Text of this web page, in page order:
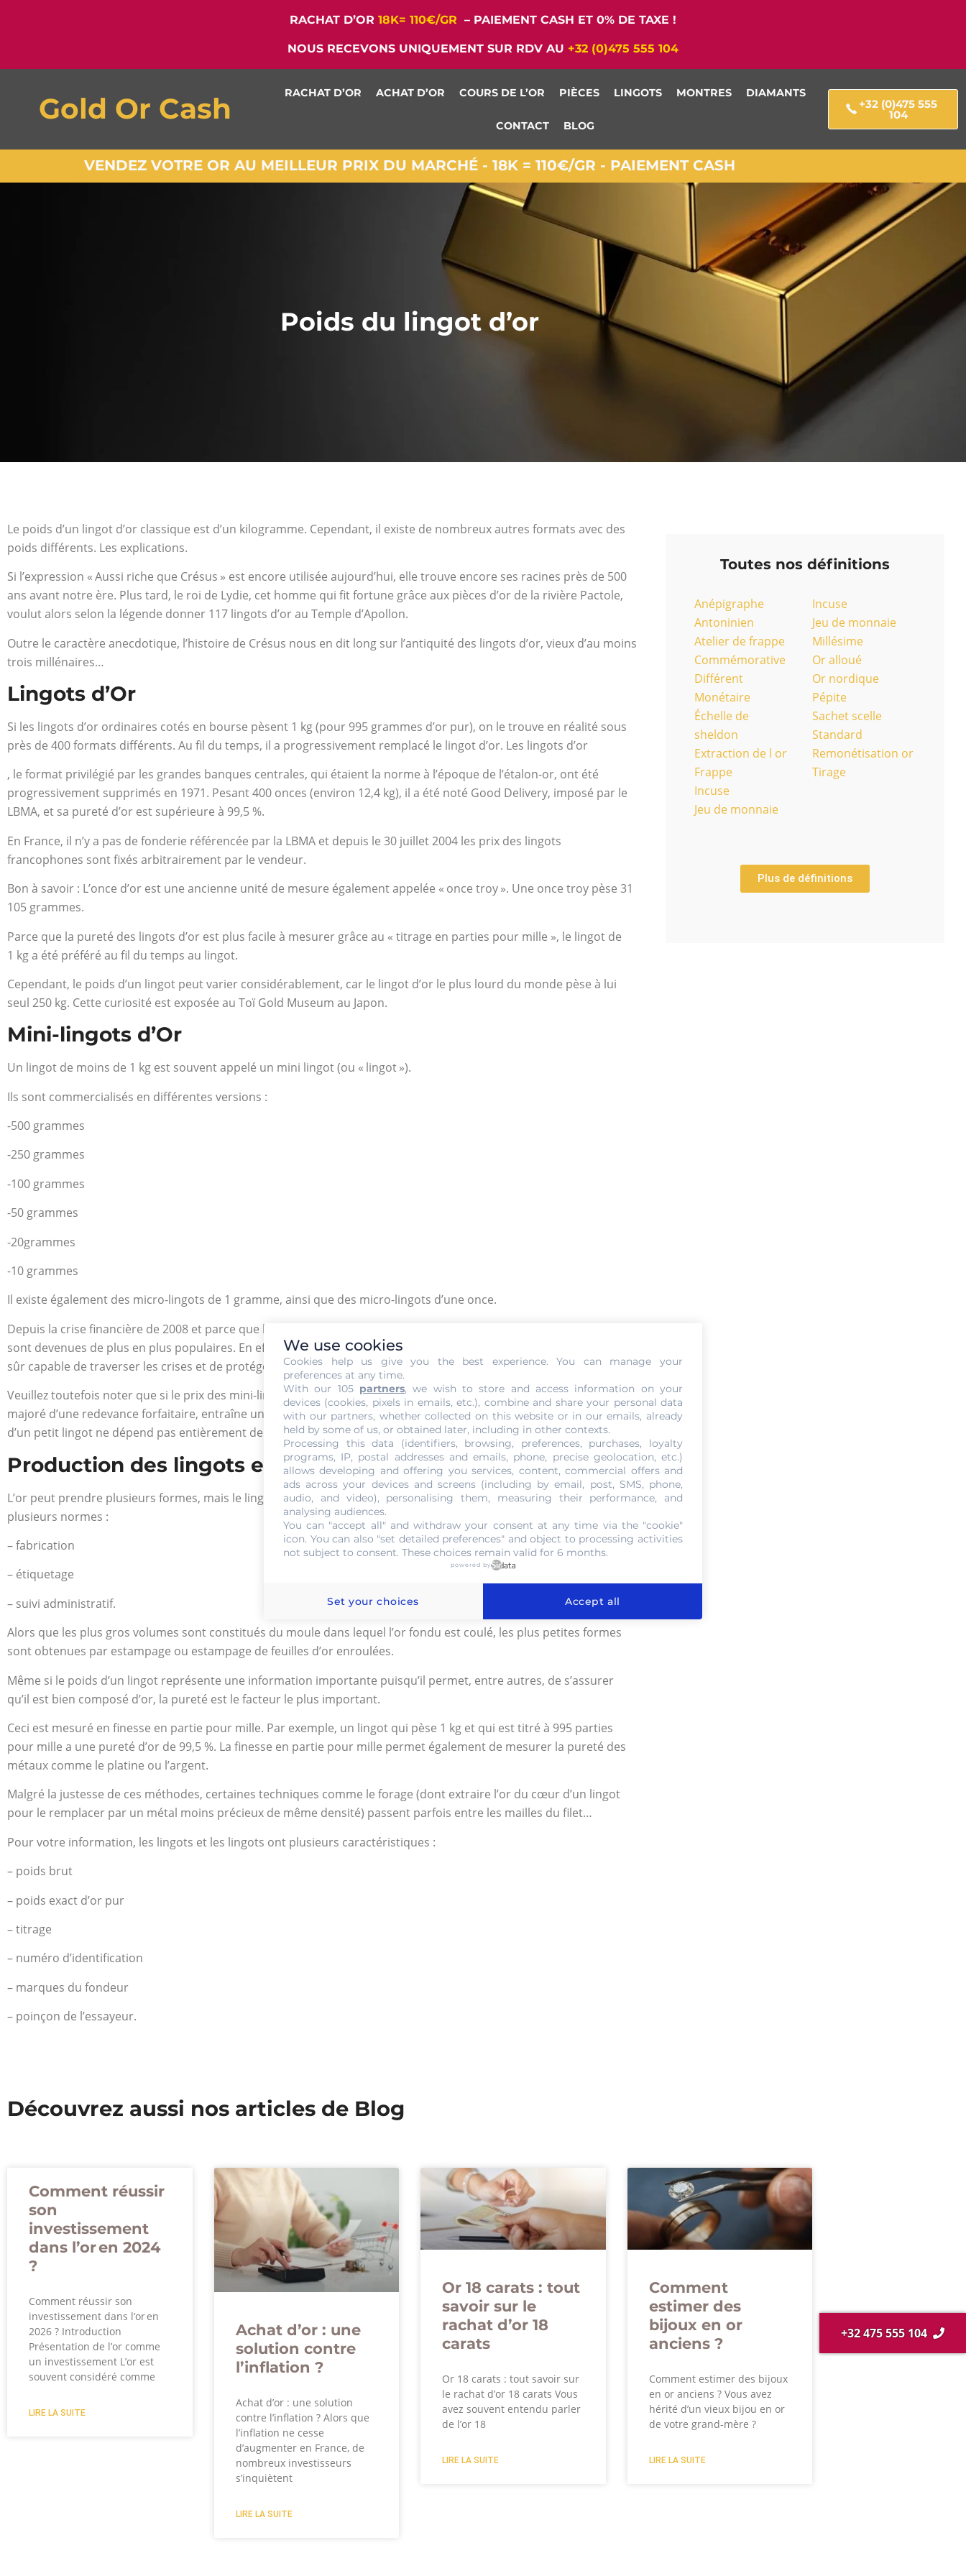
RACHAT D’OR 18K= 110€/GR – PAIEMENT CASH ET 0% DE TAXE !
NOUS RECEVONS UNIQUEMENT SUR RDV AU +32 (0)475 555 104
Gold Or Cash RACHAT D’OR ACHAT D’OR COURS DE L’OR PIÈCES LINGOTS MONTRES DIAMANTS
CONTACT BLOG
+32 (0)475 555
104
VENDEZ VOTRE OR AU MEILLEUR PRIX DU MARCHÉ - 18K = 110€/GR - PAIEMENT CASH
Poids du lingot d’or
Le poids d’un lingot d’or classique est d’un kilogramme. Cependant, il existe de nombreux autres formats avec des
poids différents. Les explications.
Si l’expression « Aussi riche que Crésus » est encore utilisée aujourd’hui, elle trouve encore ses racines près de 500
ans avant notre ère. Plus tard, le roi de Lydie, cet homme qui fit fortune grâce aux pièces d’or de la rivière Pactole,
voulut alors selon la légende donner 117 lingots d’or au Temple d’Apollon.
Outre le caractère anecdotique, l’histoire de Crésus nous en dit long sur l’antiquité des lingots d’or, vieux d’au moins
trois millénaires…
Lingots d’Or
Si les lingots d’or ordinaires cotés en bourse pèsent 1 kg (pour 995 grammes d’or pur), on le trouve en réalité sous
près de 400 formats différents. Au fil du temps, il a progressivement remplacé le lingot d’or. Les lingots d’or
, le format privilégié par les grandes banques centrales, qui étaient la norme à l’époque de l’étalon-or, ont été
progressivement supprimés en 1971. Pesant 400 onces (environ 12,4 kg), il a été noté Good Delivery, imposé par le
LBMA, et sa pureté d’or est supérieure à 99,5 %.
En France, il n’y a pas de fonderie référencée par la LBMA et depuis le 30 juillet 2004 les prix des lingots
francophones sont fixés arbitrairement par le vendeur.
Bon à savoir : L’once d’or est une ancienne unité de mesure également appelée « once troy ». Une once troy pèse 31
105 grammes.
Parce que la pureté des lingots d’or est plus facile à mesurer grâce au « titrage en parties pour mille », le lingot de
1 kg a été préféré au fil du temps au lingot.
Cependant, le poids d’un lingot peut varier considérablement, car le lingot d’or le plus lourd du monde pèse à lui
seul 250 kg. Cette curiosité est exposée au Toï Gold Museum au Japon.
Mini-lingots d’Or
Un lingot de moins de 1 kg est souvent appelé un mini lingot (ou « lingot »).
Ils sont commercialisés en différentes versions :
-500 grammes
-250 grammes
-100 grammes
-50 grammes
-20grammes
-10 grammes
Il existe également des micro-lingots de 1 gramme, ainsi que des micro-lingots d’une once.
Depuis la crise financière de 2008 et parce que l’or est une valeur refuge reconnue, les tailles de 100 à 500 grammes
sont devenues de plus en plus populaires. En effet, l’achat de mini-lingots est considéré comme un investissement
sûr capable de traverser les crises et de protéger leurs propriétaires de l’inflation.
Veuillez toutefois noter que si le prix des mini-lingots est plus abordable que celui des lingots, le coût de la frappe,
majoré d’une redevance forfaitaire, entraîne une prime pour ces produits. Par conséquent, le prix d’un lingot ou
d’un petit lingot ne dépend pas entièrement de son poids et de sa pureté.
Production des lingots et de mini-lingots
L’or peut prendre plusieurs formes, mais le lingot et le mini-lingot représentent un seul bloc d’or affiné qui suit
plusieurs normes :
– fabrication
– étiquetage
– suivi administratif.
Alors que les plus gros volumes sont constitués du moule dans lequel l’or fondu est coulé, les plus petites formes
sont obtenues par estampage ou estampage de feuilles d’or enroulées.
Même si le poids d’un lingot représente une information importante puisqu’il permet, entre autres, de s’assurer
qu’il est bien composé d’or, la pureté est le facteur le plus important.
Ceci est mesuré en finesse en partie pour mille. Par exemple, un lingot qui pèse 1 kg et qui est titré à 995 parties
pour mille a une pureté d’or de 99,5 %. La finesse en partie pour mille permet également de mesurer la pureté des
métaux comme le platine ou l’argent.
Malgré la justesse de ces méthodes, certaines techniques comme le forage (dont extraire l’or du cœur d’un lingot
pour le remplacer par un métal moins précieux de même densité) passent parfois entre les mailles du filet…
Pour votre information, les lingots et les lingots ont plusieurs caractéristiques :
– poids brut
– poids exact d’or pur
– titrage
– numéro d’identification
– marques du fondeur
– poinçon de l’essayeur.
Toutes nos définitions
Anépigraphe
Antoninien
Atelier de frappe
Commémorative
Différent
Monétaire
Échelle de
sheldon
Extraction de l or
Frappe
Incuse
Jeu de monnaie
Incuse
Jeu de monnaie
Millésime
Or alloué
Or nordique
Pépite
Sachet scelle
Standard
Remonétisation or
Tirage
Plus de définitions
Découvrez aussi nos articles de Blog
Comment réussir
son
investissement
dans l’or en 2024
?
Comment réussir son
investissement dans l’or en
2026 ? Introduction
Présentation de l’or comme
un investissement L’or est
souvent considéré comme
LIRE LA SUITE
Achat d’or : une
solution contre
l’inflation ?
Achat d’or : une solution
contre l’inflation ? Alors que
l’inflation ne cesse
d’augmenter en France, de
nombreux investisseurs
s’inquiètent
LIRE LA SUITE
Or 18 carats : tout
savoir sur le
rachat d’or 18
carats
Or 18 carats : tout savoir sur
le rachat d’or 18 carats Vous
avez souvent entendu parler
de l’or 18
LIRE LA SUITE
Comment
estimer des
bijoux en or
anciens ?
Comment estimer des bijoux
en or anciens ? Vous avez
hérité d’un vieux bijou en or
de votre grand-mère ?
LIRE LA SUITE
+32 475 555 104
We use cookies
Cookies help us give you the best experience. You can manage your
preferences at any time.
With our 105 partners, we wish to store and access information on your
devices (cookies, pixels in emails, etc.), combine and share your personal data
with our partners, whether collected on this website or in our emails, already
held by some of us, or obtained later, including in other contexts.
Processing this data (identifiers, browsing, preferences, purchases, loyalty
programs, IP, postal addresses and emails, phone, precise geolocation, etc.)
allows developing and offering you services, content, commercial offers and
ads across your devices and screens (including by email, post, SMS, phone,
audio, and video), personalising them, measuring their performance, and
analysing audiences.
You can "accept all" and withdraw your consent at any time via the "cookie"
icon. You can also "set detailed preferences" and object to processing activities
not subject to consent. These choices remain valid for 6 months.
powered by
Set your choices Accept all